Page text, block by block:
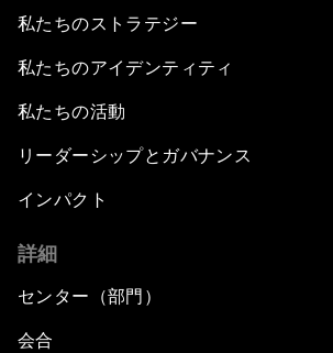
私たちのストラテジー
私たちのアイデンティティ
私たちの活動
リーダーシップとガバナンス
インパクト
詳細
センター（部門）
会合